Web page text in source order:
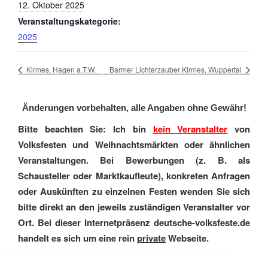
12. Oktober 2025
Veranstaltungskategorie:
2025
Kirmes, Hagen a.T.W. Barmer Lichterzauber Kirmes, Wuppertal
Änderungen vorbehalten, alle Angaben ohne Gewähr!
Bitte beachten Sie: Ich bin kein Veranstalter von
Volksfesten und Weihnachtsmärkten oder ähnlichen
Veranstaltungen. Bei Bewerbungen (z. B. als
Schausteller oder Marktkaufleute), konkreten Anfragen
oder Auskünften zu einzelnen Festen wenden Sie sich
bitte direkt an den jeweils zuständigen Veranstalter vor
Ort. Bei dieser Internetpräsenz deutsche-volksfeste.de
handelt es sich um eine reinprivateWebseite.